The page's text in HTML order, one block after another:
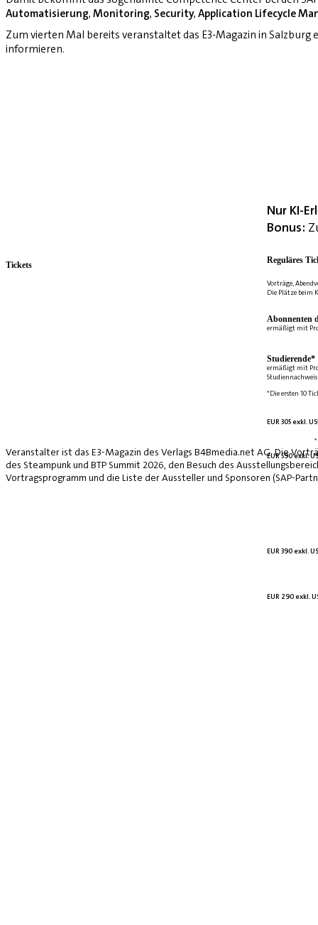
Automatisierung, Monitoring, Security, Application Lifecycle
Zum vierten Mal bereits veranstaltet das E3-Magazin in
informieren.
Nur KI-
Bonus:
Reguläres
Vorträge,
Die Plätze beim
Abonnenten
ermäßigt mit
Studierende*
ermäßigt mit
*Die ersten 10
EUR 305 exkl.
EUR 590 exkl.
EUR 390 exkl.
EUR 290 exkl.
Tickets
Veranstalter ist das E3-Magazin des Verlags B4Bmedia.net AG. Die
des Steampunk und BTP Summit 2026, den Besuch des
Vortragsprogramm und die Liste der Aussteller und Sponsoren (SAP-